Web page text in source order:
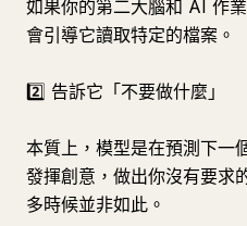
如果你的第二大腦和 AI 作
會引導它讀取特定的檔案。
2️⃣ 告訴它「不要做什麼」
本質上，模型是在預測下一
發揮創意，做出你沒有要求
多時候並非如此。